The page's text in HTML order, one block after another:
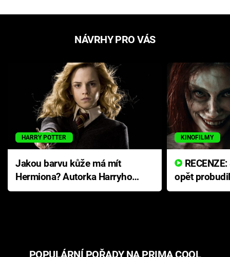
NÁVRHY PRO VÁS
HARRY POTTER
Jakou barvu kůže má mít
Hermiona? Autorka Harryho
Pottera přišla s ráznou
KINOFILMY
opět
přichází s
POPULÁRNÍ POŘADY NA PRIMA COOL